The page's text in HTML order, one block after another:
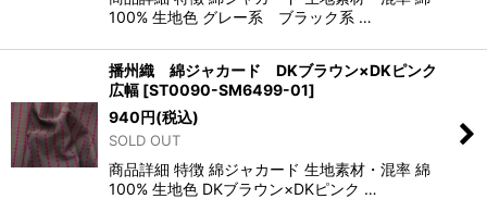
100% 生地色 グレー系 ブラック系 …
播州織 綿ジャカード DKブラウン×DKピンク
広幅 [ST0090-SM6499-01]
940円(税込)
SOLD OUT
商品詳細 特徴 綿ジャカード 生地素材・混率 綿
100% 生地色 DKブラウン×DKピンク …